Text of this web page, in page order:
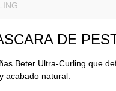
DE
Beter Ultra-Curling que
acabado natural.